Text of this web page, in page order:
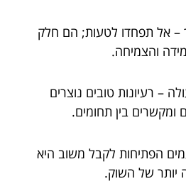
– אל תפחדו לטעות; הם חלק
והצמיחה.
– רעיונות טובים נוצרים
ומקשרים בין תחומים.
הפתיחות לקבל משוב היא
של השוק.